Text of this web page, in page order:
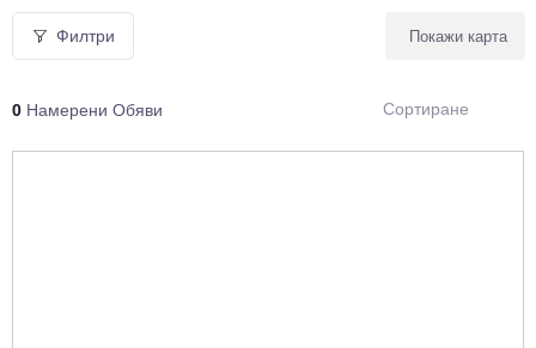
Филтри
0 Намерени Обяви
Покажи карта
Сортиране